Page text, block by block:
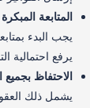
المتابعة
يجب البدء
يرفع احتمالية
الاحتفاظ بجميع
يشمل ذلك